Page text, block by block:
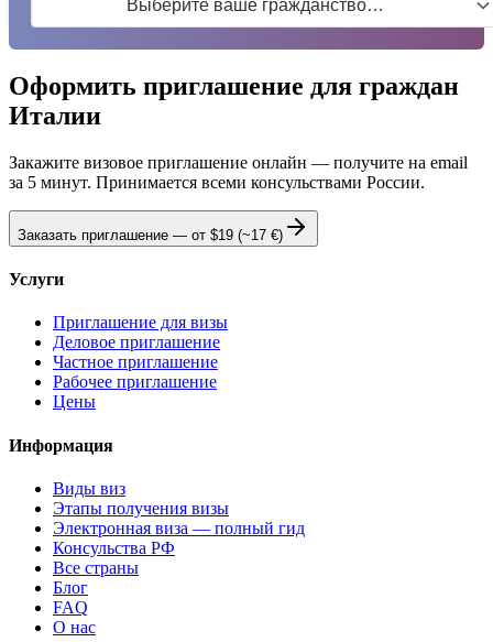
Выберите ваше гражданство…
Оформить приглашение для граждан
Италии
Закажите визовое приглашение онлайн — получите на email
за 5 минут. Принимается всеми консульствами России.
Заказать приглашение — от $19 (~17 €)
Услуги
Приглашение для визы
Деловое приглашение
Частное приглашение
Рабочее приглашение
Цены
Информация
Виды виз
Этапы получения визы
Электронная виза — полный гид
Консульства РФ
Все страны
Блог
FAQ
О нас